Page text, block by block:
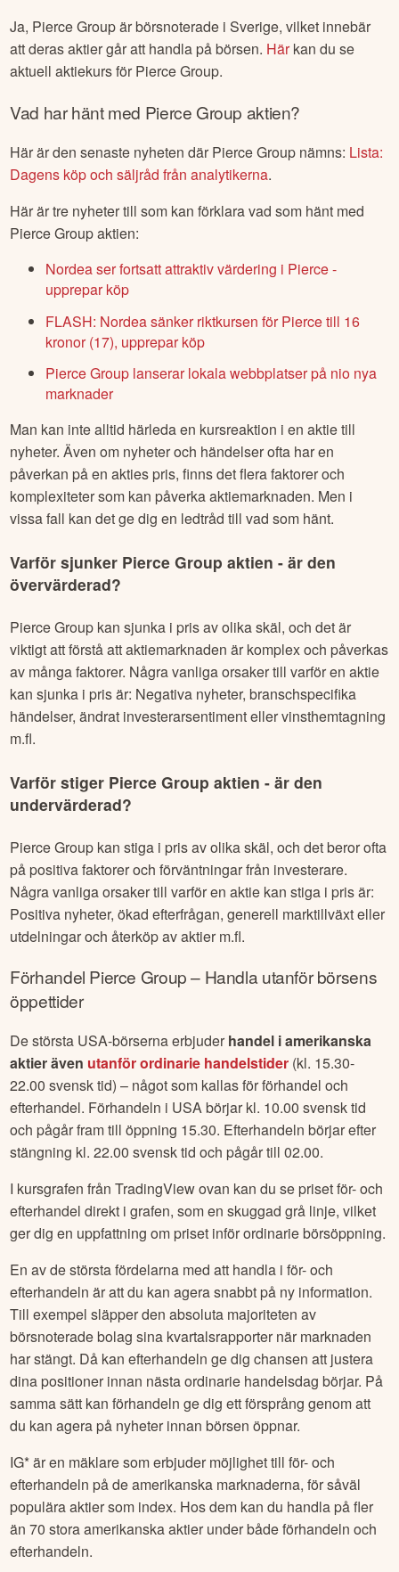
Ja, Pierce Groupär börsnoterade i Sverige, vilket innebär
att deras aktier går att handla på börsen. Härkan du se
aktuell aktiekurs för Pierce Group.
Vad har hänt med Pierce Group aktien?
Här är den senaste nyheten där Pierce Group nämns: Lista:
Dagens köp och säljråd från analytikerna.
Här är tre nyheter till som kan förklara vad som hänt med
Pierce Groupaktien:
Nordea ser fortsatt attraktiv värdering i Pierce -
upprepar köp
FLASH: Nordea sänker riktkursen för Pierce till 16
kronor (17), upprepar köp
Pierce Group lanserar lokala webbplatser på nio nya
marknader
Man kan inte alltid härleda en kursreaktion i en aktie till
nyheter. Även om nyheter och händelser ofta har en
påverkan på en akties pris, finns det flera faktorer och
komplexiteter som kan påverka aktiemarknaden. Men i
vissa fall kan det ge dig en ledtråd till vad som hänt.
Varför sjunker Pierce Group aktien - är den
övervärderad?
Pierce Group kan sjunka i pris av olika skäl, och det är
viktigt att förstå att aktiemarknaden är komplex och påverkas
av många faktorer. Några vanliga orsaker till varför en aktie
kan sjunka i pris är: Negativa nyheter, branschspecifika
händelser, ändrat investerarsentiment eller vinsthemtagning
m.fl.
Varför stiger Pierce Group aktien - är den
undervärderad?
Pierce Group kan stiga i pris av olika skäl, och det beror ofta
på positiva faktorer och förväntningar från investerare.
Några vanliga orsaker till varför en aktie kan stiga i pris är:
Positiva nyheter, ökad efterfrågan, generell marktillväxt eller
utdelningar och återköp av aktier m.fl.
Förhandel Pierce Group– Handla utanför börsens
öppettider
De största USA-börserna erbjuder handel i amerikanska
aktier även utanför ordinarie handelstider (kl. 15.30-
22.00 svensk tid) – något som kallas för förhandel och
efterhandel. Förhandeln i USA börjar kl. 10.00 svensk tid
och pågår fram till öppning 15.30. Efterhandeln börjar efter
stängning kl. 22.00 svensk tid och pågår till 02.00.
I kursgrafen från TradingView ovan kan du se priset för- och
efterhandel direkt i grafen, som en skuggad grå linje, vilket
ger dig en uppfattning om priset inför ordinarie börsöppning.
En av de största fördelarna med att handla i för- och
efterhandeln är att du kan agera snabbt på ny information.
Till exempel släpper den absoluta majoriteten av
börsnoterade bolag sina kvartalsrapporter när marknaden
har stängt. Då kan efterhandeln ge dig chansen att justera
dina positioner innan nästa ordinarie handelsdag börjar. På
samma sätt kan förhandeln ge dig ett försprång genom att
du kan agera på nyheter innan börsen öppnar.
IG* är en mäklare som erbjuder möjlighet till för- och
efterhandeln på de amerikanska marknaderna, för såväl
populära aktier som index. Hos dem kan du handla på fler
än 70 stora amerikanska aktier under både förhandeln och
efterhandeln.